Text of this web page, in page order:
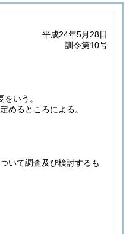
平成24年5月28日
訓令第10号
いう。
めるところによる。
いて調査及び検討するも